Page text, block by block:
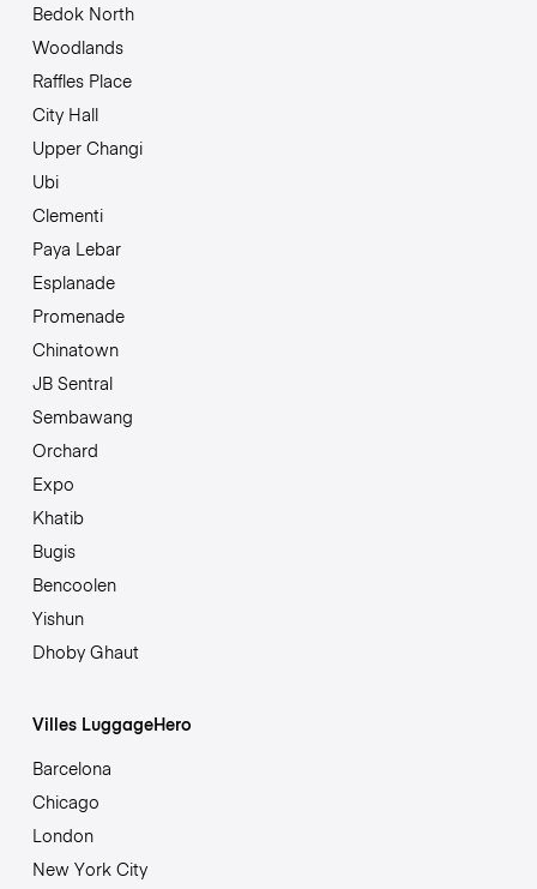
Bedok North
Woodlands
Raffles Place
City Hall
Upper Changi
Ubi
Clementi
Paya Lebar
Esplanade
Promenade
Chinatown
JB Sentral
Sembawang
Orchard
Expo
Khatib
Bugis
Bencoolen
Yishun
Dhoby Ghaut
Villes LuggageHero
Barcelona
Chicago
London
New York City